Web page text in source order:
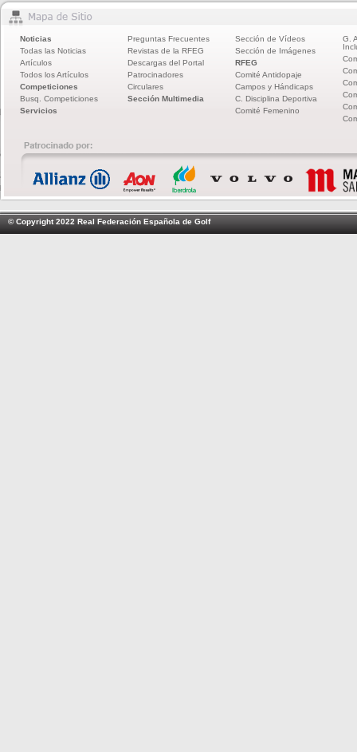
Noticias
Todas las Noticias
Artículos
Todos los Artículos
Competiciones
Busq. Competiciones
Servicios
Preguntas Frecuentes
Revistas de la RFEG
Descargas del Portal
Patrocinadores
Circulares
Sección Multimedia
Sección de Vídeos
Sección de Imágenes
RFEG
Comité Antidopaje
Campos y Hándicaps
C. Disciplina Deportiva
Comité Femenino
G.
© Copyright 2022 Real Federación Española de Golf